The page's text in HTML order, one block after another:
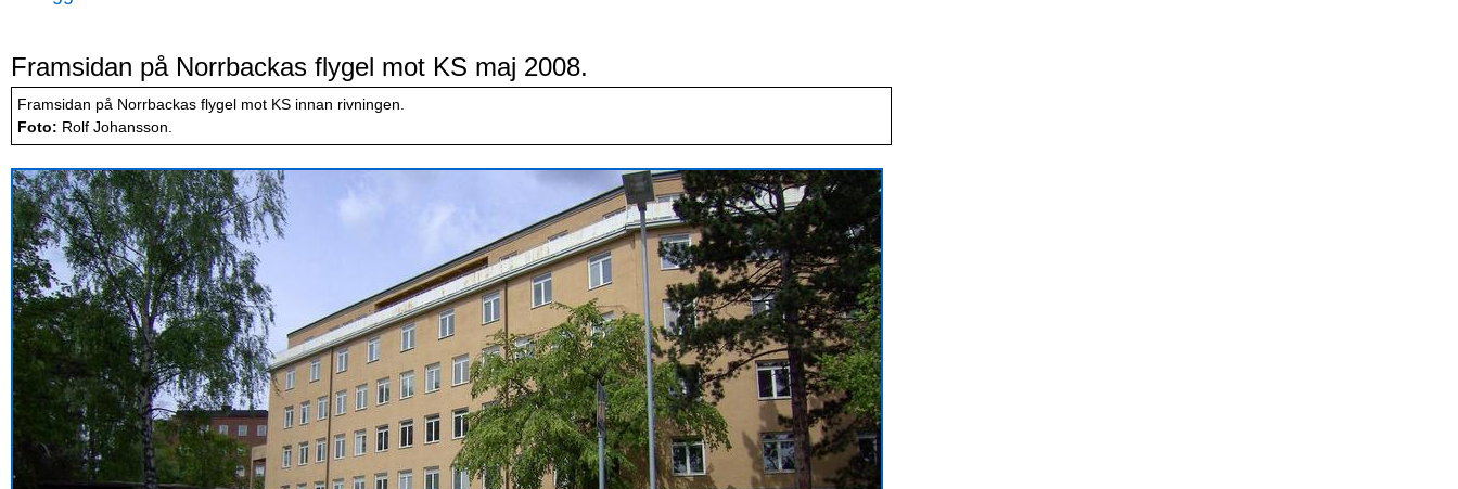
Framsidan på Norrbackas flygel mot KS maj 2008.
Framsidan på Norrbackas flygel mot KS innan rivningen.
Foto: Rolf Johansson.